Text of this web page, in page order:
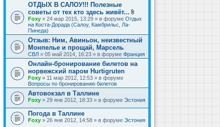
ОТДЫХ В САЛОУ!!! Полезные
советы от тех кто здесь живёт...
В
л
ж
е
и
я
Foxy » 24 мар 2015, 13:29 » в форуме Отдых
на Коста-Дорада (Салоу, Камбрильс, Ла-
Пинеда)
Отзыв: Ним, Авиньон, неизвестный
Монпелье и прощай, Марсель
СВЛ » 05 май 2014, 16:23 » в форуме Франция
Онлайн-бронирование билетов на
норвежский паром Hurtigruten
Foxy » 11 мар 2012, 12:53 » в форуме
Вопросы по бронированию билетов
Автовокзал в Таллине
Foxy » 29 янв 2012, 18:33 » в форуме Эстония
Погода в Таллине
Foxy » 26 янв 2012, 14:58 » в форуме Эстония